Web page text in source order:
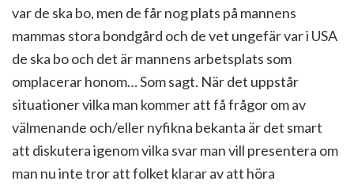
var de ska bo, men de får nog plats på mannens
mammas stora bondgård och de vet ungefär var i USA
de ska bo och det är mannens arbetsplats som
omplacerar honom… Som sagt. När det uppstår
situationer vilka man kommer att få frågor om av
välmenande och/eller nyfikna bekanta är det smart
att diskutera igenom vilka svar man vill presentera om
man nu inte tror att folket klarar av att höra